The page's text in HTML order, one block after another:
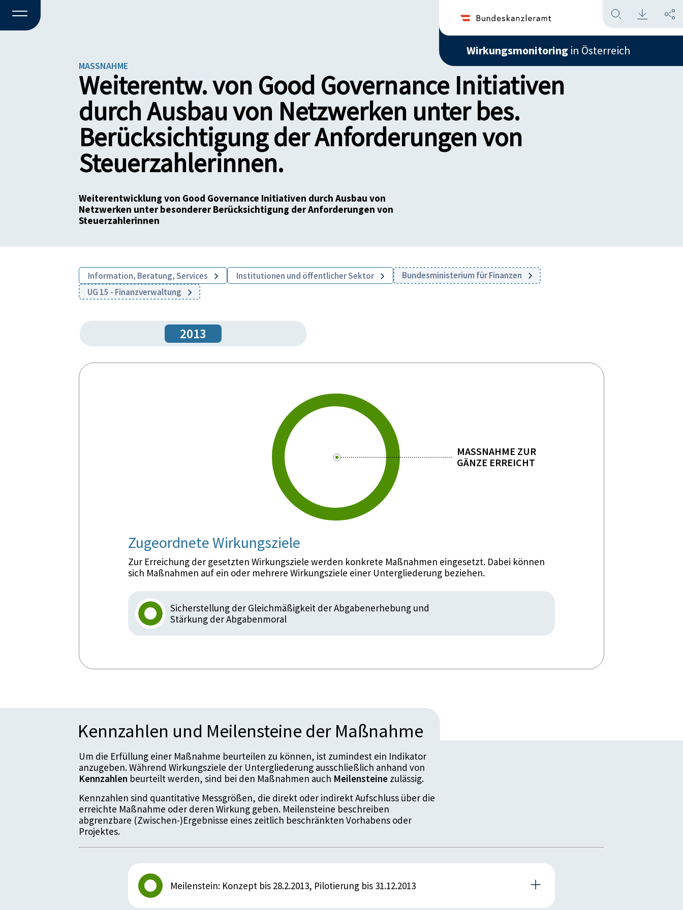
Wirkungsmonitoring in Österreich
MASSNAHME
Weiterentw. von Good Governance Initiativen
durch Ausbau von Netzwerken unter bes.
Berücksichtigung der Anforderungen von
Steuerzahlerinnen.
Weiterentwicklung von Good Governance Initiativen durch Ausbau von
Netzwerken unter besonderer Berücksichtigung der Anforderungen von
Steuerzahlerinnen
Information, Beratung, Services Institutionen und öffentlicher Sektor
Bundesministerium für Finanzen
UG 15 - Finanzverwaltung
2013
MASSNAHME ZUR
GÄNZE ERREICHT
Zugeordnete Wirkungsziele
Zur Erreichung der gesetzten Wirkungsziele werden konkrete Maßnahmen eingesetzt. Dabei können
sich Maßnahmen auf ein oder mehrere Wirkungsziele einer Untergliederung beziehen.
Sicherstellung der Gleichmäßigkeit der Abgabenerhebung und
Stärkung der Abgabenmoral
Kennzahlen und Meilensteine der Maßnahme
Um die Erfüllung einer Maßnahme beurteilen zu können, ist zumindest ein Indikator
anzugeben. Während Wirkungsziele der Untergliederung ausschließlich anhand von
Kennzahlen beurteilt werden, sind bei den Maßnahmen auch Meilensteine zulässig.
Kennzahlen sind quantitative Messgrößen, die direkt oder indirekt Aufschluss über die
erreichte Maßnahme oder deren Wirkung geben. Meilensteine beschreiben
abgrenzbare (Zwischen-)Ergebnisse eines zeitlich beschränkten Vorhabens oder
Projektes.
Meilenstein: Konzept bis 28.2.2013, Pilotierung bis 31.12.2013